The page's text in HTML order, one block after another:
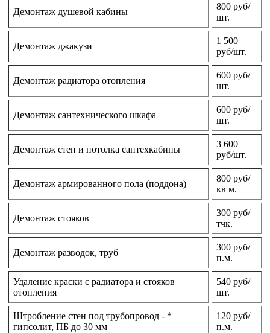
Демонтаж душевой кабины
800 руб/
шт.
Демонтаж джакузи
1 500
руб/шт.
Демонтаж радиатора отопления
600 руб/
шт.
Демонтаж сантехнического шкафа
600 руб/
шт.
Демонтаж стен и потолка сантехкабины
3 600
руб/шт.
Демонтаж армированного пола (поддона)
800 руб/
кв м.
Демонтаж стояков
300 руб/
тчк.
Демонтаж разводок, труб
300 руб/
п.м.
Удаление краски с радиатора и стояков
отопления
540 руб/
шт.
Штробление стен под трубопровод - *
гипсолит, ПБ до 30 мм
120 руб/
п.м.